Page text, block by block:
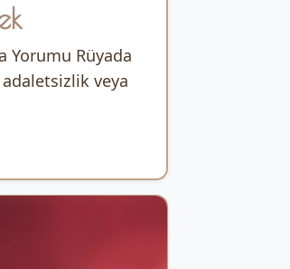
Rüyada
veya